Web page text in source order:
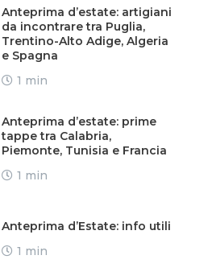
Anteprima d’estate: artigiani
da incontrare tra Puglia,
Trentino-Alto Adige, Algeria
e Spagna
1 min
Anteprima d’estate: prime
tappe tra Calabria,
Piemonte, Tunisia e Francia
1 min
Anteprima d’Estate: info utili
1 min